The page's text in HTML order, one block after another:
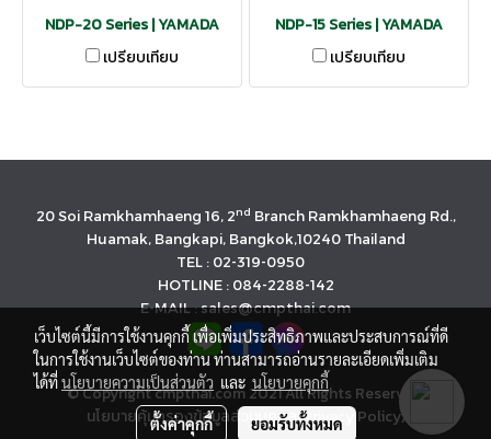
NDP-20 Series | YAMADA
เปรียบเทียบ
NDP-15 Series | YAMADA
เปรียบเทียบ
20 Soi Ramkhamhaeng 16, 2nd Branch Ramkhamhaeng Rd.,
Huamak, Bangkapi, Bangkok,10240 Thailand
TEL : 02-319-0950
HOTLINE : 084-2288-142
E-MAIL : sales@cmpthai.com
© Copyright cmpthai.com 2021 All Rights Reserved.
นโยบายคุ้มครองข้อมูลส่วนบุคคล(Privacy Policy)
เว็บไซต์นี้มีการใช้งานคุกกี้ เพื่อเพิ่มประสิทธิภาพและประสบการณ์ที่ดี
ในการใช้งานเว็บไซต์ของท่าน ท่านสามารถอ่านรายละเอียดเพิ่มเติม
ได้ที่นโยบายความเป็นส่วนตัว และ นโยบายคุกกี้
ตั้งค่าคุกกี้ ยอมรับทั้งหมด